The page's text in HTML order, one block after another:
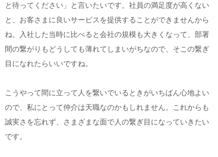
と待ってください」と言いたいです。社員の満足度が高くない
と、お客さまに良いサービスを提供することができませんから
ね。入社した当時に比べると会社の規模も大きくなって、部署
間の繋がりもどうしても薄れてしまいがちなので、そこの繋ぎ
目になれたらいいですね。
こうやって間に立って人を繋いでいるときがいちばん心地よい
ので、私にとって仲介は天職なのかもしれません。これからも
誠実さを忘れず、さまざまな面で人の繋ぎ目になっていきたい
です。